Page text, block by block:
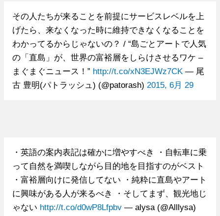
その人たちが来ることを前提にサービスレベルを上
げたら、来なくなった時に維持できなくなることを
わかってるからじゃないの？ / “島ごとアートで人気
の「直島」が、世界の富裕層をしらけさせるワケ –
まぐまぐニュース！” http://t.co/xN3EJWz7CK— 尾
古 豊明(パトラッシュ) (@patorash) 2015, 6月 29
・英語の案内表記は確かに増やすべき ・自転車に乗
って自然を満喫しながら目的地を目指すのがベスト
・富裕層向けに発信してない ・純粋に直島やアート
に興味がある人が来るべき ・そしてまず、観光地じ
ゃない http://t.co/d0wP8Lfpbv— alysa (@Alllysa)